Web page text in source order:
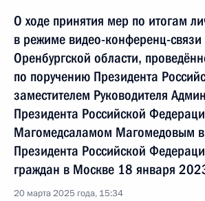
О ходе принятия мер по итогам
в режиме видео-конференц-связи
Оренбургской области,
по поручению Президента
заместителем Руководителя
Президента Российской
Магомедсаламом Магомедовым
Президента Российской
граждан в Москве 18 января
20 марта 2025 года, 15:34